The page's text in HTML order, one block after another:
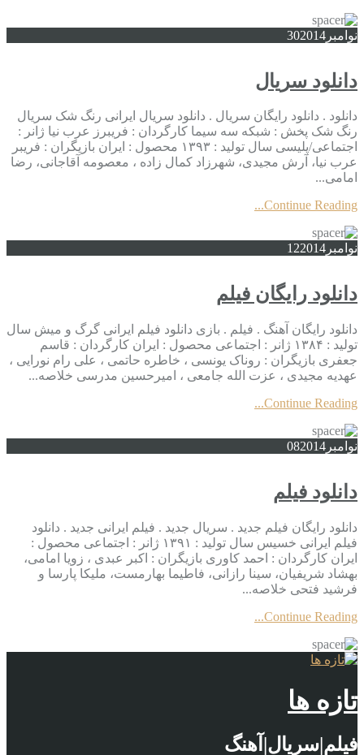
نوامبر 302014
دانلود سریال
دانلود . دانلود رایگان سریال . دانلود سریال ایرانی رنگ شک سریال
رنگ شک پخش : شبکه سه سیما کارگردان : فریبرز عرب نیا ژانر :
اجتماعی/پلیسی سال تولید : ۱۳۹۳ محصول : ایران بازیگران : فریبر
عرب نیا، آرش مجیدی، شهرزاد کمال زاده ، معصومه آقاجانی، رضا
امامی...
Continue Reading...
نوامبر 122014
دانلود رایگان فیلم
دانلود رایگان آهنگ . فیلم . بازی دانلود فیلم ایرانی گرگ و میش سال
تولید : ۱۳۸۴ ژانر : اجتماعی محصول : ایران کارگردان : قاسم
جعفری بازیگران : روناک یونسی ، خاطره حاتمی ، علی رام نورایی ،
عهدیه مجیدی ، عزت الله جامعی ، امیرحسین مدرسی خلاصه...
Continue Reading...
نوامبر 082014
دانلود فیلم
دانلود رایگان فیلم جدید . سریال جدید . فیلم ایرانی جدید . دانلود
فیلم ایرانی خسیس سال تولید : ۱۳۹۱ ژانر : اجتماعی محصول :
ایران کارگردان : احمد کاوری بازیگران : اکبر عبدی ، زویا امامی،
بهشاد شریفیان، سینا رازانی، فاطیما بهارمست، ملیکا پارسا و
فرشید فتحی خلاصه...
Continue Reading...
تازه ها
فیلم|سریال|آهنگ